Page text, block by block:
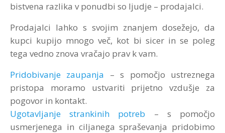
bistvena razlika v ponudbi so ljudje – prodajalci.
Prodajalci lahko s svojim znanjem dosežejo, da
kupci kupijo mnogo več, kot bi sicer in se poleg
tega vedno znova vračajo prav k vam.
Pridobivanje zaupanja – s pomočjo ustreznega
pristopa moramo ustvariti prijetno vzdušje za
pogovor in kontakt.
Ugotavljanje strankinih potreb – s pomočjo
usmerjenega in ciljanega spraševanja pridobimo